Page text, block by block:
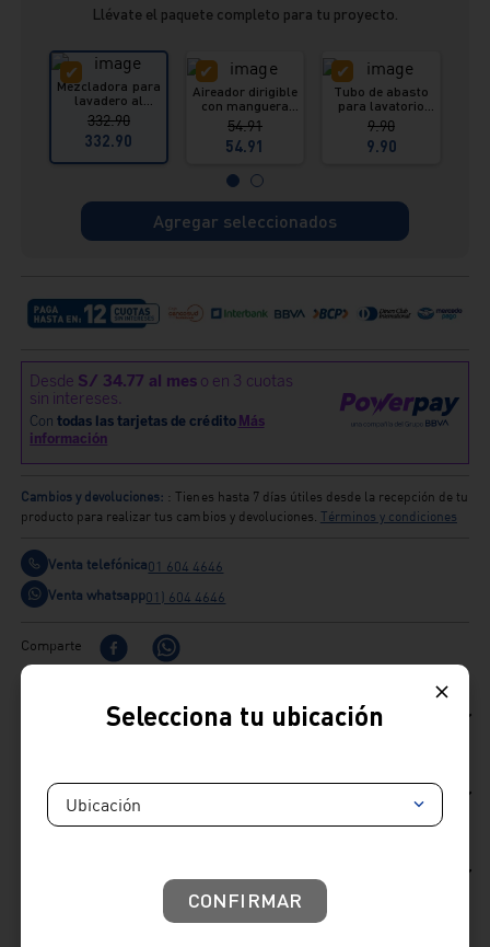
Llévate el paquete completo para tu proyecto.
Mezcladora para
lavadero al
mueble aquarius
hecho en bronce
Vainsa
332.90
332.90
Aireador dirigible
con manguera
flexible de 6cm y
adaptador
54.91
54.91
Tubo de abasto
para lavatorio
acero inoxidable
con nylon 40 cm
Vainsa
9.90
9.90
Agregar seleccionados
Cambios y devoluciones: : Tienes hasta 7 días útiles desde la recepción de tu
producto para realizar tus cambios y devoluciones. Términos y condiciones
Venta telefónica01 604 4646
Venta whatsapp01) 604 4646
Comparte
Ficha Técnica
Reseñas
Selecciona tu ubicación
Ubicación
CONFIRMAR